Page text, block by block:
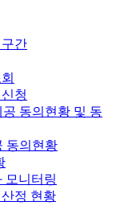
간
청
동의현황 및 동
동의현황
모니터링
정 현황